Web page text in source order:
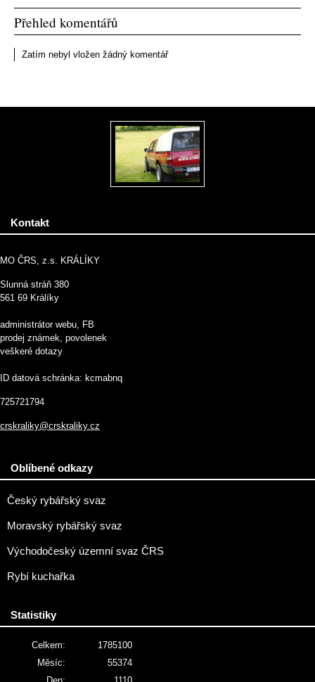
Přehled komentářů
Zatím nebyl vložen žádný komentář
Kontakt
MO ČRS, z.s. KRÁLÍKY
Slunná stráň 380
561 69 Králíky
administrátor webu, FB
prodej známek, povolenek
veškeré dotazy
ID datová schránka: kcmabnq
725721794
crskraliky@crskraliky.cz
Oblíbené odkazy
Český rybářský svaz
Moravský rybářský svaz
Východočeský územní svaz ČRS
Rybí kuchařka
Statistiky
Celkem:
1785100
Měsíc:
55374